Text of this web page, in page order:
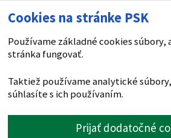
Cookies na stránke PSK
Používame základné cookies súbory,
stránka fungovať.
Taktiež používame analytické
súhlasíte s ich používaním.
Prijať dodatočné